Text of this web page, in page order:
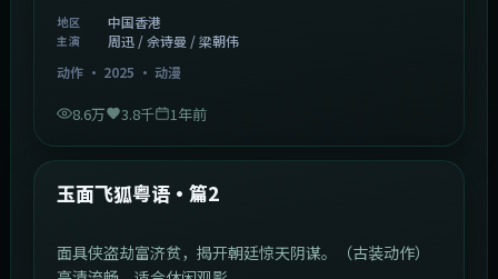
地区 中国香港
主演
周迅 / 佘诗曼 / 梁朝伟
动作· 2025 · 动漫
8.6万 3.8千 1年前
热门
玉面飞狐粤语·篇2
面具侠盗劫富济贫，揭开朝廷惊天阴谋。（古装动作）